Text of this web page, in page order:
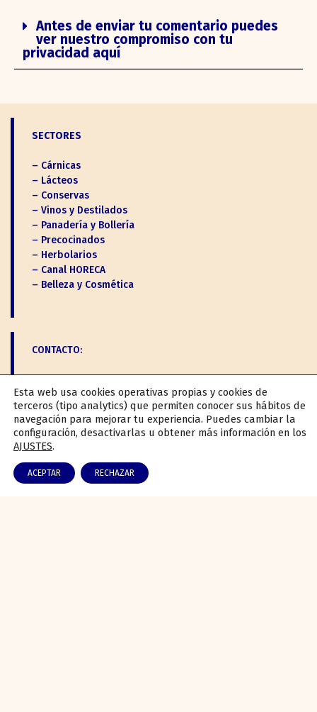
Antes de enviar tu comentario puedes
ver nuestro compromiso con tu
privacidad aquí
SECTORES
– Cárnicas
– Lácteos
– Conservas
– Vinos y Destilados
– Panadería y Bollería
– Precocinados
– Herbolarios
– Canal HORECA
– Belleza y Cosmética
CONTACTO:
Tfno: 926 636 472
L-V: 7:00 a 15:00
S: 8:00 a 13:00
Carretera N-430a km. 367,2, 13230 Membrilla,
Esta web usa cookies operativas propias y cookies de
terceros (tipo analytics) que permiten conocer sus hábitos de
navegación para mejorar tu experiencia. Puedes cambiar la
configuración, desactivarlas u obtener más información en los
AJUSTES.
ACEPTAR RECHAZAR